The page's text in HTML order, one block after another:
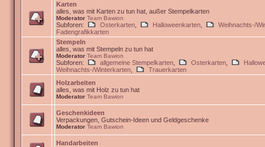
Karten
alles, was mit Karten zu tun hat, außer Stempelkarten
Moderator Team Bawion
Subforen: Osterkarten Halloweenkarten
Weihnachts-/
Fadengrafikkarten
Stempeln
alles, was mit Stempeln zu tun hat
Moderator Team Bawion
Subforen: allgemeine Stempelkarten Osterkarten
Weihnachts-/Winterkarten
Trauerkarten
Holzarbeiten
alles, was mit Holz zu tun hat
Moderator Team Bawion
Geschenkideen
Verpackungen, Gutschein-Ideen und Geldgeschenke
Moderator Team Bawion
Handarbeiten